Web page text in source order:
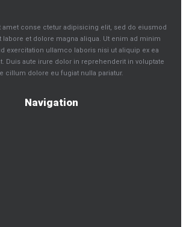
amet conse ctetur adipisicing elit, sed do eiusmod
et dolore magna aliqua. Ut enim ad minim
exercitation ullamco laboris nisi ut aliquip ex ea
Duis aute irure dolor in reprehenderit in voluptate
cillum dolore eu fugiat nulla pariatur.
Navigation